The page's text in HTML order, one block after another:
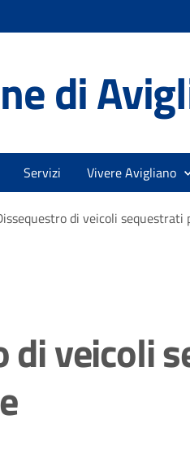
di
Servizi Vivere Avigliano
di veicoli
di veicoli